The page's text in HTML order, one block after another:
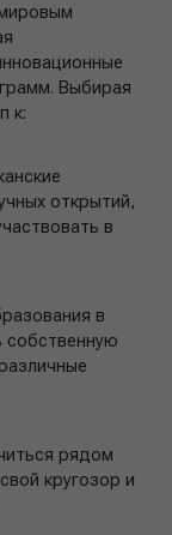
Выбирая
к:
открытий,
в
в
рядом
кругозор и